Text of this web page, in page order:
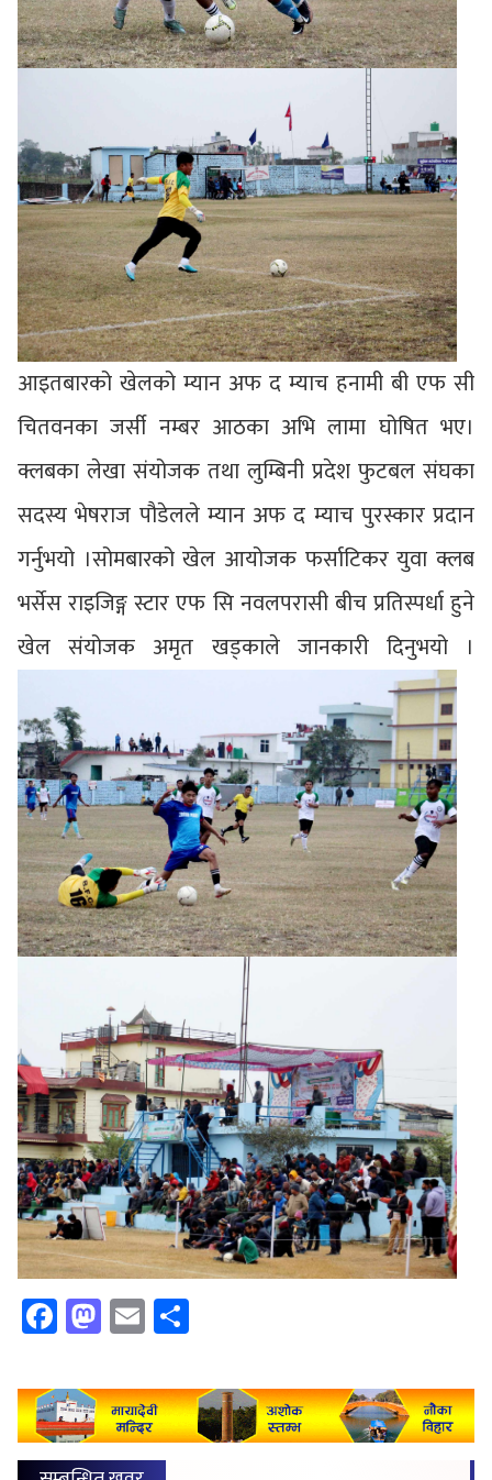
आइतबारको खेलको म्यान अफ द म्याच हनामी बी एफ सी
चितवनका जर्सी नम्बर आठका अभि लामा घोषित भए।
क्लबका लेखा संयोजक तथा लुम्बिनी प्रदेश फुटबल संघका
सदस्य भेषराज पौडेलले म्यान अफ द म्याच पुरस्कार प्रदान
गर्नुभयो ।सोमबारको खेल आयोजक फर्साटिकर युवा क्लब
भर्सेस राइजिङ्ग स्टार एफ सि नवलपरासी बीच प्रतिस्पर्धा हुने
खेल संयोजक अमृत खड्काले जानकारी दिनुभयो ।
Facebook
Mastodon
Email